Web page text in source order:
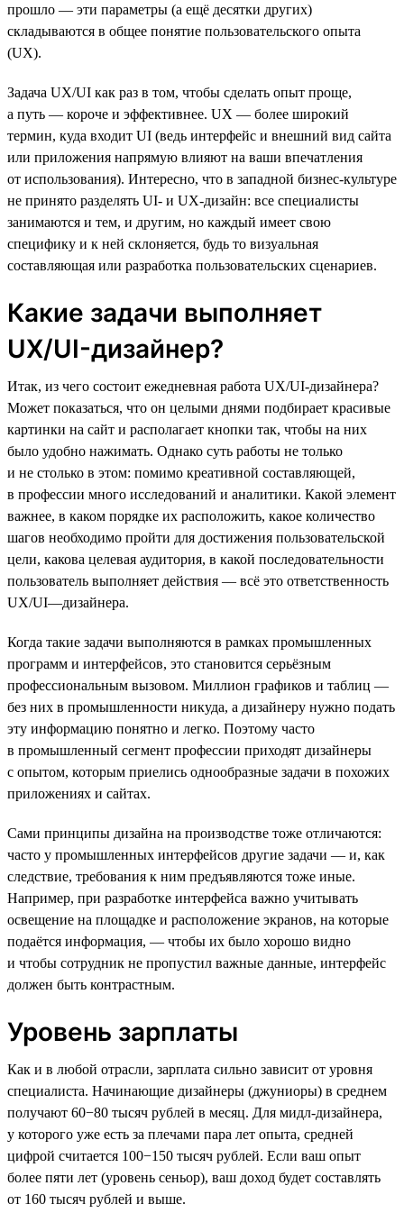
прошло — эти параметры (а ещё десятки других)
складываются в общее понятие пользовательского опыта
(UX).
Задача UX/UI как раз в том, чтобы сделать опыт проще,
а путь — короче и эффективнее. UX — более широкий
термин, куда входит UI (ведь интерфейс и внешний вид сайта
или приложения напрямую влияют на ваши впечатления
от использования). Интересно, что в западной бизнес-культуре
не принято разделять UI- и UX-дизайн: все специалисты
занимаются и тем, и другим, но каждый имеет свою
специфику и к ней склоняется, будь то визуальная
составляющая или разработка пользовательских сценариев.
Какие задачи выполняет
UX/UI-дизайнер?
Итак, из чего состоит ежедневная работа UX/UI-дизайнера?
Может показаться, что он целыми днями подбирает красивые
картинки на сайт и располагает кнопки так, чтобы на них
было удобно нажимать. Однако суть работы не только
и не столько в этом: помимо креативной составляющей,
в профессии много исследований и аналитики. Какой элемент
важнее, в каком порядке их расположить, какое количество
шагов необходимо пройти для достижения пользовательской
цели, какова целевая аудитория, в какой последовательности
пользователь выполняет действия — всё это ответственность
UX/UI—дизайнера.
Когда такие задачи выполняются в рамках промышленных
программ и интерфейсов, это становится серьёзным
профессиональным вызовом. Миллион графиков и таблиц —
без них в промышленности никуда, а дизайнеру нужно подать
эту информацию понятно и легко. Поэтому часто
в промышленный сегмент профессии приходят дизайнеры
с опытом, которым приелись однообразные задачи в похожих
приложениях и сайтах.
Сами принципы дизайна на производстве тоже отличаются:
часто у промышленных интерфейсов другие задачи — и, как
следствие, требования к ним предъявляются тоже иные.
Например, при разработке интерфейса важно учитывать
освещение на площадке и расположение экранов, на которые
подаётся информация, — чтобы их было хорошо видно
и чтобы сотрудник не пропустил важные данные, интерфейс
должен быть контрастным.
Уровень зарплаты
Как и в любой отрасли, зарплата сильно зависит от уровня
специалиста. Начинающие дизайнеры (джуниоры) в среднем
получают 60−80 тысяч рублей в месяц. Для мидл-дизайнера,
у которого уже есть за плечами пара лет опыта, средней
цифрой считается 100−150 тысяч рублей. Если ваш опыт
более пяти лет (уровень сеньор), ваш доход будет составлять
от 160 тысяч рублей и выше.